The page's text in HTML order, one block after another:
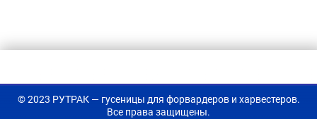
© 2023 РУТРАК — гусеницы для форвардеров и харвестеров.
Все права защищены.